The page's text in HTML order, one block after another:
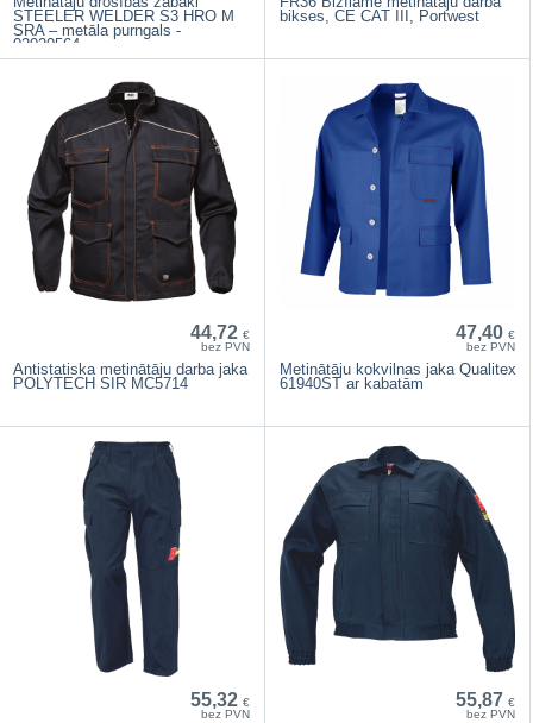
STEELER WELDER S3 HRO M
SRA – metāla purngals -
02020564
bikses, CE CAT III, Portwest
44,72 €
bez PVN
Antistatiska metinātāju darba jaka
POLYTECH SIR MC5714
47,40 €
bez PVN
Metinātāju kokvilnas jaka Qualitex
61940ST ar kabatām
55,32 €
bez PVN
55,87 €
bez PVN